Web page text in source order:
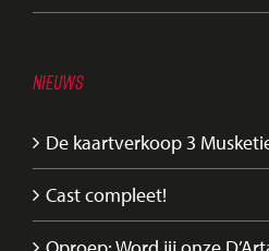
NIEUWS
De kaartverkoop 3
Cast compleet!